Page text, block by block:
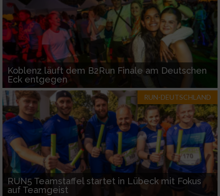
Koblenz läuft dem B2Run Finale am Deutschen
Eck entgegen
RUN-DEUTSCHLAND
RUN5 Teamstaffel startet in Lübeck mit Fokus
auf Teamgeist